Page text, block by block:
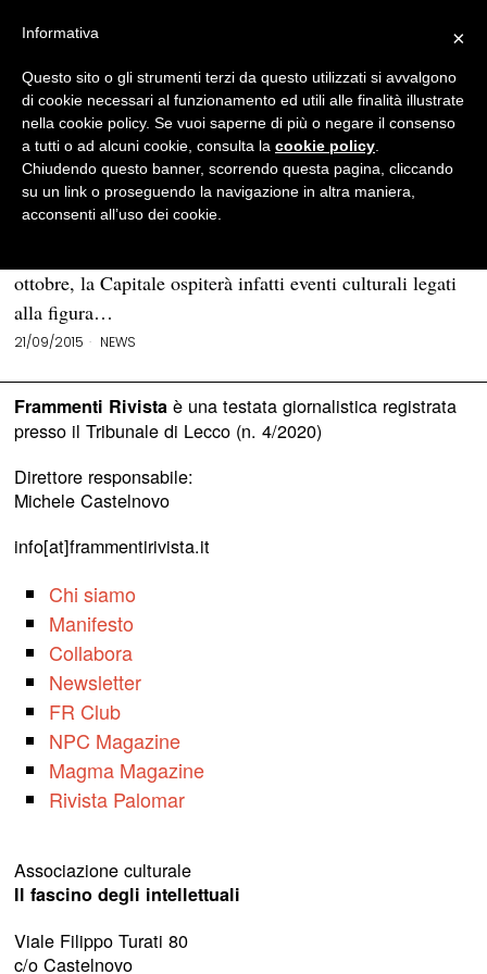
BROWSE TAG
Roberto Ippolito
A Roma dieci giorni di eventi
per ricordare Pier Paolo Pasolini
ROMA – La Città Eterna celebra uno dei suoi più celebri
ottobre, la Capitale ospiterà infatti eventi culturali legati
alla figura…
21/09/2015 NEWS
Frammenti Rivistaè una testata giornalistica registrata
presso il Tribunale di Lecco (n. 4/2020)
Direttore responsabile:
Michele Castelnovo
info[at]frammentirivista.it
Chi siamo
Manifesto
Collabora
Newsletter
FR Club
NPC Magazine
Magma Magazine
Rivista Palomar
Associazione culturale
Il fascino degli intellettuali
Viale Filippo Turati 80
c/o Castelnovo
×
Informativa
Questo sito o gli strumenti terzi da questo utilizzati si avvalgono
di cookie necessari al funzionamento ed utili alle finalità illustrate
nella cookie policy. Se vuoi saperne di più o negare il consenso
a tutti o ad alcuni cookie, consulta la cookie policy
Chiudendo questo banner, scorrendo questa pagina, cliccando
su un link o proseguendo la navigazione in altra maniera,
acconsenti all’uso dei cookie.